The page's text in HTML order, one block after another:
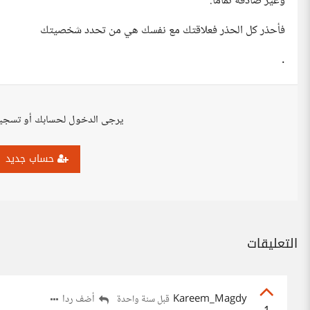
فأحذر كل الحذر فعلاقتك مع نفسك هي من تحدد شخصيتك
.
يرجى الدخول لحسابك أو
حساب جديد
التعليقات
Kareem_Magdy قبل سنة واحدة أضف ردا